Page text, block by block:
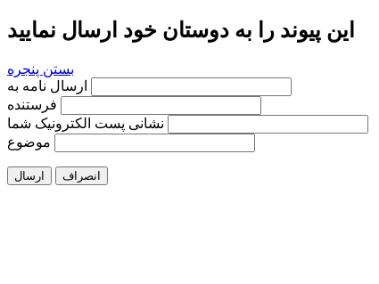
این پیوند را به دوستان خود ارسال نمایید
بستن پنجره
فرستنده
نشانی پست الکترونیک شما
موضوع
ارسال انصراف